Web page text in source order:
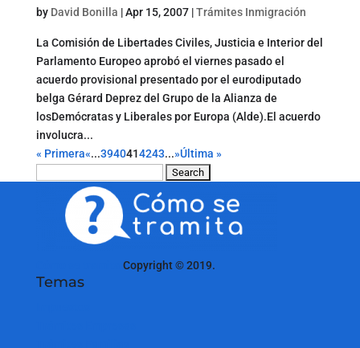
by David Bonilla |Apr 15, 2007|Trámites Inmigración
La Comisión de Libertades Civiles, Justicia e Interior del
Parlamento Europeo aprobó el viernes pasado el
acuerdo provisional presentado por el eurodiputado
belga Gérard Deprez del Grupo de la Alianza de
losDemócratas y Liberales por Europa (Alde).El acuerdo
involucra...
« Primera«...3940414243...»Última »
Copyright © 2019.
Temas